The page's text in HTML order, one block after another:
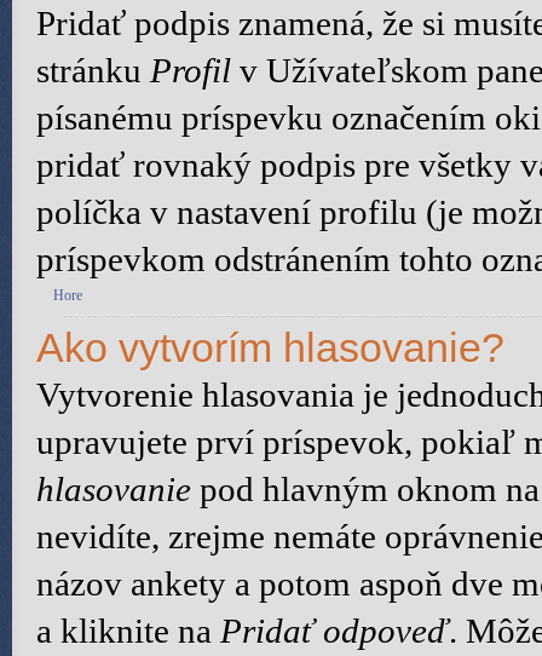
Pridať podpis znamená, že si
stránku Profil v Užívateľskom
písanému príspevku označením
pridať rovnaký podpis pre všetky
políčka v nastavení profilu (je
príspevkom odstránením tohto
Hore
Ako vytvorím hlasovanie?
Vytvorenie hlasovania je
upravujete prví príspevok, pokiaľ
hlasovanie pod hlavným oknom
nevidíte, zrejme nemáte
názov ankety a potom aspoň dve
a kliknite na Pridať odpoveď.